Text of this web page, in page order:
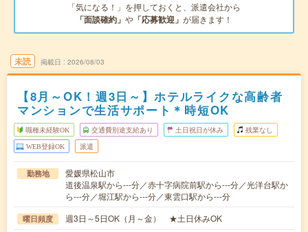
「気になる！」を押しておくと、派遣会社から
「面談確約」 や 「応募歓迎」 が届きます！
未読 掲載日 2026/08/03
【8月～OK！週3日～】ホテルライクな高齢者
マンションで生活サポート＊時短OK
職種未経験OK 交通費別途支給あり 土日祝日が休み 残業なし
WEB登録OK 派遣
勤務地
愛媛県松山市
道後温泉駅から---分／赤十字病院前駅から---分／光洋台駅か
ら---分／堀江駅から---分／東雲口駅から---分
曜日頻度 週3日～5日OK（月～金） ★土日休みOK